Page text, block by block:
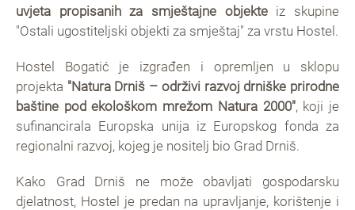
uvjeta propisanih za smještajne objekteiz skupine
"Ostali ugostiteljski objekti za smještaj" za vrstu Hostel.
Hostel Bogatić je izgrađen i opremljen u sklopu
projekta "Natura Drniš – održivi razvoj drniške prirodne
baštine pod ekološkom mrežom Natura 2000", koji je
sufinancirala Europska unija iz Europskog fonda za
regionalni razvoj, kojeg je nositelj bio Grad Drniš.
Kako Grad Drniš ne može obavljati gospodarsku
djelatnost, Hostel je predan na upravljanje, korištenje i